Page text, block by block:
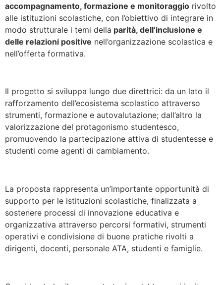
accompagnamento, formazione e monitoraggio rivolto
alle istituzioni scolastiche, con l’obiettivo di integrare in
modo strutturale i temi della parità, dell’inclusione e
delle relazioni positive nell’organizzazione scolastica e
nell’offerta formativa.
Il progetto si sviluppa lungo due direttrici: da un lato il
rafforzamento dell’ecosistema scolastico attraverso
strumenti, formazione e autovalutazione; dall’altro la
valorizzazione del protagonismo studentesco,
promuovendo la partecipazione attiva di studentesse e
studenti come agenti di cambiamento.
La proposta rappresenta un’importante opportunità di
supporto per le istituzioni scolastiche, finalizzata a
sostenere processi di innovazione educativa e
organizzativa attraverso percorsi formativi, strumenti
operativi e condivisione di buone pratiche rivolti a
dirigenti, docenti, personale ATA, studenti e famiglie.